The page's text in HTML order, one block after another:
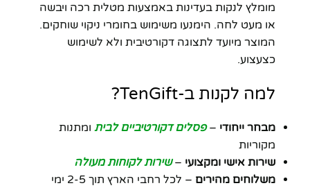
מומלץ לנקות בעדינות באמצעות מטלית רכה ויבשה
או מעט לחה. הימנעו משימוש בחומרי ניקוי שוחקים.
המוצר מיועד לתצוגה דקורטיבית ולא לשימוש
כצעצוע.
למה לקנות ב-TenGift?
מבחר ייחודי –פסלים דקורטיביים לבית ומתנות
מקוריות
שירות אישי ומקצועי –שירות לקוחות מעולה
משלוחים מהירים
– לכל רחבי הארץ תוך 2-5 ימי